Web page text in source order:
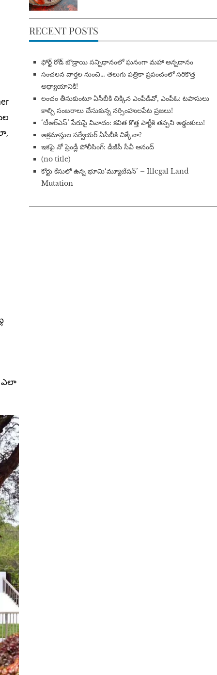
ఎలా
RECENT POSTS
​ఫోర్ట్ రోడ్ బొడ్రాయి సన్నిధానంలో ఘనంగా మహా అన్నదానం
సంచలన వార్తల నుంచి… తెలుగు పత్రికా ప్రపంచంలో సరికొత్త
అధ్యాయానికి!
​లంచం తీసుకుంటూ ఏసీబీకి చిక్కిన ఎంపీడీవో, ఎంపీఓ: టపాసులు
కాల్చి సంబరాలు చేసుకున్న నర్సింహులపేట ప్రజలు!
‘టీఆర్ఎస్’ పేరుపై వివాదం: కవిత కొత్త పార్టీకి తప్పని అడ్డంకులు!
అక్రమాస్తుల సర్వేయర్ ఏసీబీకి చిక్కేనా?
ఇకపై నో ఫ్రెండ్లీ పోలీసింగ్: డీజీపీ సీవీ ఆనంద్
(no title)
​కోర్టు కేసులో ఉన్న భూమి‘మ్యూటేషన్’ – Illegal Land
Mutation